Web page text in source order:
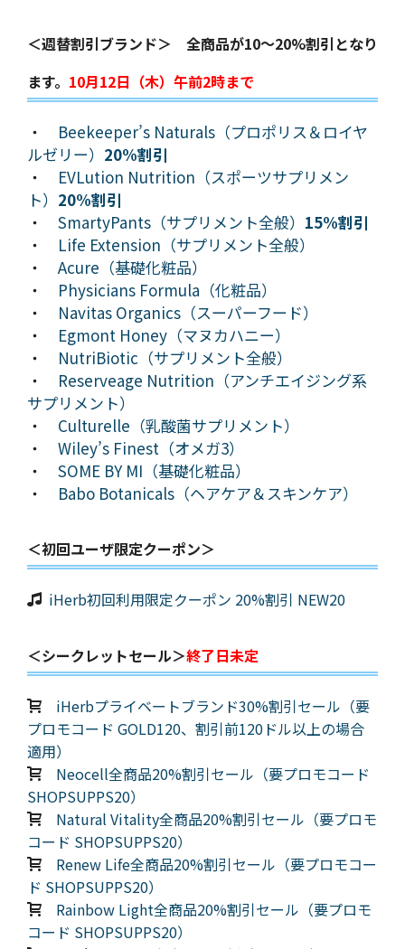
＜週替割引ブランド＞ 全商品が10～20%割引となり
ます。 10月12日（木）午前2時まで
・ Beekeeper’s Naturals（プロポリス＆ロイヤ
ルゼリー） 20%割引
・ EVLution Nutrition（スポーツサプリメン
ト） 20%割引
・ SmartyPants（サプリメント全般） 15%割引
・ Life Extension（サプリメント全般）
・ Acure（基礎化粧品）
・ Physicians Formula（化粧品）
・ Navitas Organics（スーパーフード）
・ Egmont Honey（マヌカハニー）
・ NutriBiotic（サプリメント全般）
・ Reserveage Nutrition（アンチエイジング系
サプリメント）
・ Culturelle（乳酸菌サプリメント）
・ Wiley’s Finest（オメガ3）
・ SOME BY MI（基礎化粧品）
・ Babo Botanicals（ヘアケア＆スキンケア）
＜初回ユーザ限定クーポン＞
iHerb初回利用限定クーポン 20%割引 NEW20
＜シークレットセール＞終了日未定
iHerbプライベートブランド30%割引セール（要
プロモコード GOLD120、割引前120ドル以上の場合
適用）
Neocell全商品20%割引セール（要プロモコード
SHOPSUPPS20）
Natural Vitality全商品20%割引セール（要プロモ
コード SHOPSUPPS20）
Renew Life全商品20%割引セール（要プロモコー
ド SHOPSUPPS20）
Rainbow Light全商品20%割引セール（要プロモ
コード SHOPSUPPS20）